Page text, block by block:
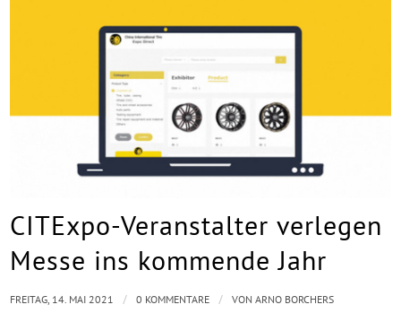
CITExpo-Veranstalter verlegen
Messe ins kommende Jahr
FREITAG, 14. MAI 2021 / 0 KOMMENTARE / VONARNO BORCHERS